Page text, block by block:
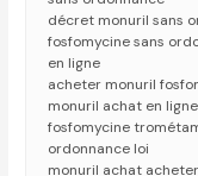
décret monuril sans
fosfomycine sans
en ligne
acheter monuril
monuril achat en
fosfomycine
ordonnance loi
monuril achat